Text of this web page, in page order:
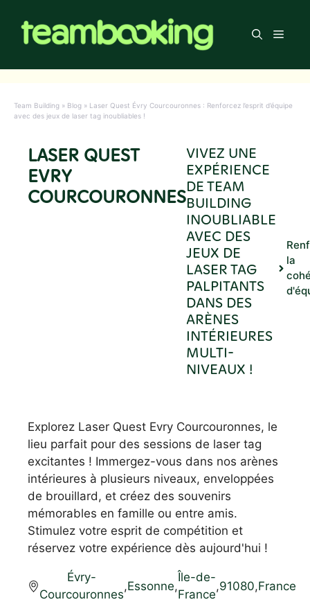
contenu
Menu
Team Building » Blog » Laser Quest Évry Courcouronnes : Renforcez l’esprit d’équipe
avec des jeux de laser tag inoubliables !
LASER QUEST
EVRY
COURCOURONNES
VIVEZ UNE
EXPÉRIENCE
DE TEAM
BUILDING
INOUBLIABLE
AVEC DES
JEUX DE
LASER TAG
PALPITANTS
DANS DES
ARÈNES
INTÉRIEURES
MULTI-
NIVEAUX !
la
Explorez Laser Quest Evry Courcouronnes, le
lieu parfait pour des sessions de laser tag
excitantes ! Immergez-vous dans nos arènes
intérieures à plusieurs niveaux, enveloppées
de brouillard, et créez des souvenirs
mémorables en famille ou entre amis.
Stimulez votre esprit de compétition et
réservez votre expérience dès aujourd'hui !
Évry-
Courcouronnes
,Essonne,
Île-de-
France
,91080,France